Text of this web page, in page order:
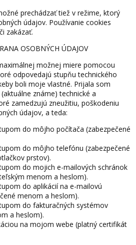
prechádzať tiež v režime, ktorý
údajov. Používanie cookies
zakázať.
OSOBNÝCH ÚDAJOV
možnej miere pomocou
odpovedajú stupňu technického
boli moje vlastné. Prijala som
známe) technické a
zamedzujú zneužitiu, poškodeniu
údajov, a teda:
do môjho počítača (zabezpečené
do môjho telefónu (zabezpečené
prstov).
do mojich e-mailových schránok
menom a heslom).
do aplikácií na e-mailovú
menom a heslom).
do fakturačných systémov
a heslom).
na mojom webe (platný certifikát